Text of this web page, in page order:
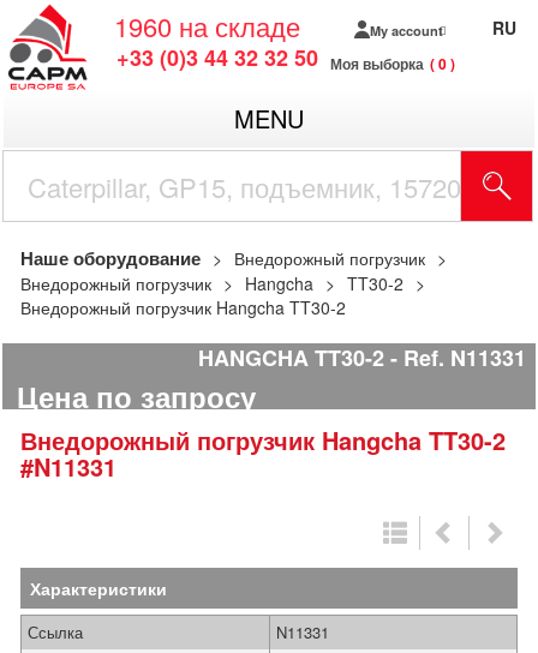
1960 на складе
+33 (0)3 44 32 32 50
My account
Моя выборка 0
RU
MENU
Наше оборудование
Внедорожный погрузчик
Внедорожный погрузчик
Hangcha
TT30-2
Внедорожный погрузчик Hangcha TT30-2
HANGCHA TT30-2 Ref. N11331
Цена по запросу
Внедорожный погрузчик Hangcha TT30-2
#N11331
Характеристики
Ссылка
N11331